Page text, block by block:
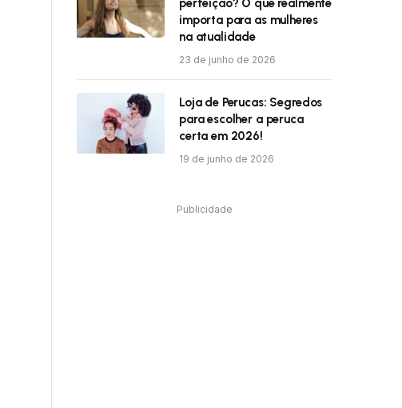
perfeição? O que realmente
importa para as mulheres
na atualidade
23 de junho de 2026
Loja de Perucas: Segredos
para escolher a peruca
certa em 2026!
19 de junho de 2026
Publicidade